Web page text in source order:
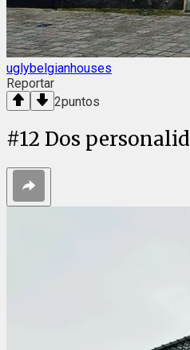
uglybelgianhouses
Reportar
2puntos
#12 Dos